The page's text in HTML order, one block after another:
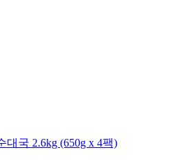
국 2.6kg (650g x 4팩)